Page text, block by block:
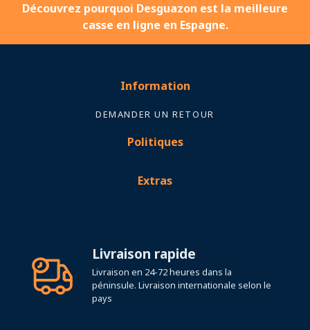
Découvrez pourquoi Desguazon est la meilleure
casse en ligne en Espagne.
Information
DEMANDER UN RETOUR
Politiques
Extras
Livraison rapide
Livraison en 24-72 heures dans la
péninsule. Livraison internationale selon le
pays